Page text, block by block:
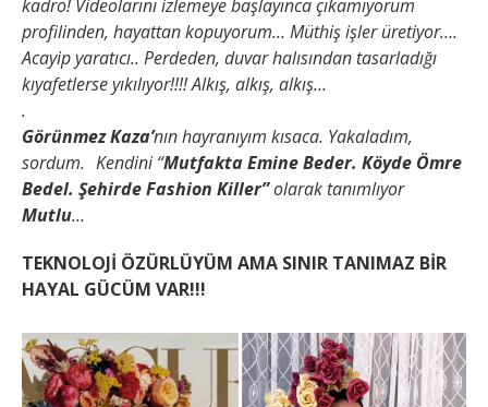
kadro! Videolarını izlemeye başlayınca çıkamıyorum
profilinden, hayattan kopuyorum… Müthiş işler üretiyor….
Acayip yaratıcı.. Perdeden, duvar halısından tasarladığı
kıyafetlerse yıkılıyor!!!! Alkış, alkış, alkış…
.
Görünmez Kaza’nın hayranıyım kısaca. Yakaladım,
sordum. Kendini “Mutfakta Emine Beder. Köyde Ömre
Bedel. Şehirde Fashion Killer”olarak tanımlıyor
Mutlu…
TEKNOLOJİ ÖZÜRLÜYÜM AMA SINIR TANIMAZ BİR
HAYAL GÜCÜM VAR!!!